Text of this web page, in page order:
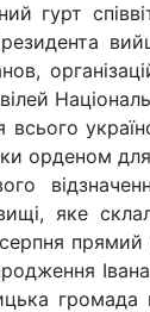
гурт
всього
орденом
яке